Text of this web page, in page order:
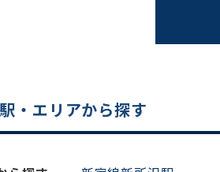
・エリアから探す